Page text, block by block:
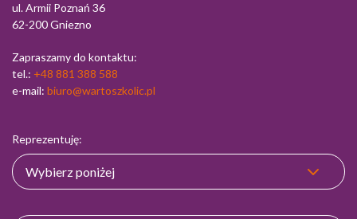
ul. Armii Poznań 36
62-200 Gniezno
Zapraszamy do kontaktu:
tel.: +48 881 388 588
e-mail: biuro@wartoszkolic.pl
Reprezentuję: